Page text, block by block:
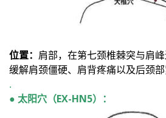
位置： 肩部，在第七颈椎棘突与肩
缓解肩颈僵硬、肩背疼痛以及后颈部
.
● 太阳穴（EX-HN5）：